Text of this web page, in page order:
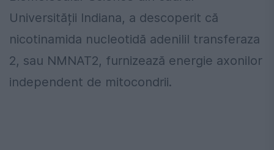
Universității Indiana, a descoperit că
nicotinamida nucleotidă adenilil transferaza
2, sau NMNAT2, furnizează energie axonilor
independent de mitocondrii.